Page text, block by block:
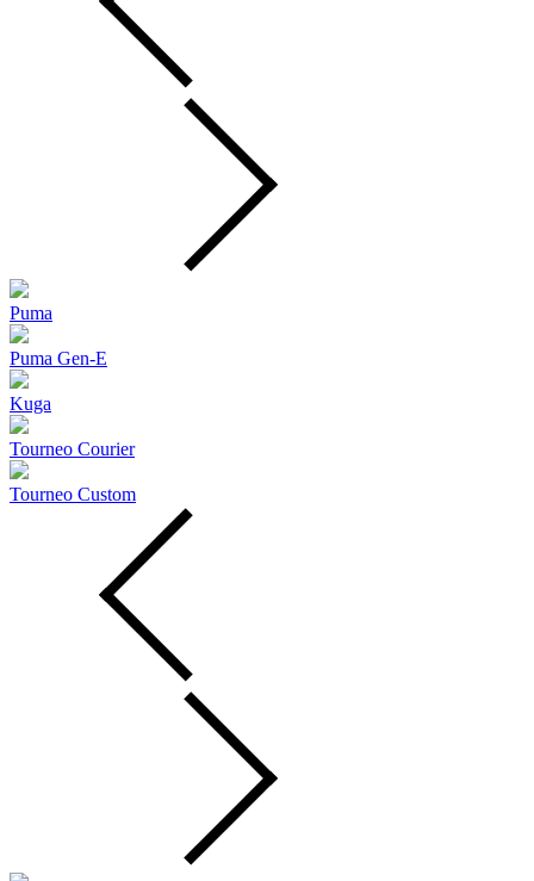
Puma
Puma Gen‑E
Kuga
Tourneo Courier
Tourneo Custom